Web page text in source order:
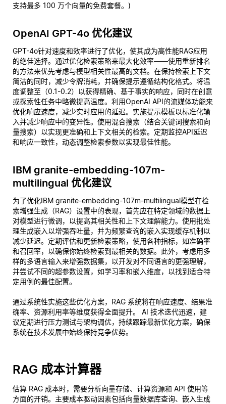
支持最多 100 万个向量的免费套餐。)
OpenAI GPT-4o 优化建议
GPT-4o针对速度和效率进行了优化，使其成为高性能RAG应用
的绝佳选择。通过优化检索策略来最大化效率——使用重新排名
的方法来优先考虑与模型相关性最高的文档。在保持检索上下文
简洁的同时，减少令牌消耗，并确保提示遵循结构化格式。将温
度调整至（0.1-0.2）以获得精确、基于事实的响应，同时在创意
或探索性任务中略微提高温度。利用OpenAI API的流媒体功能来
优化响应速度，减少实时应用的延迟。实施提示模板以标准化输
入并减少响应中的变异性。使用混合搜索（结合关键词搜索和向
量搜索）以实现更准确和上下文相关的检索。定期监控API延迟
和响应一致性，动态调整检索参数以实现最佳性能。
IBM granite-embedding-107m-
multilingual 优化建议
为了优化IBM granite-embedding-107m-multilingual模型在检
索增强生成（RAG）设置中的表现，首先应在特定领域的数据上
对模型进行微调，以提高其相关性和上下文理解能力。使用批处
理生成嵌入以增强吞吐量，并为频繁查询的嵌入实现缓存机制以
减少延迟。定期评估和更新检索策略，使用各种指标，如准确率
和召回率，以确保你始终检索到最相关的数据。此外，考虑用多
样的多语言输入来增强数据集，以开发对不同语言的更强理解，
并尝试不同的超参数设置，如学习率和嵌入维度，以找到适合特
定用例的最佳配置。
通过系统性实施这些优化方案，RAG 系统将在响应速度、结果准
确率、资源利用率等维度获得全面提升。 AI 技术迭代迅速，建
议定期进行压力测试与架构调优，持续跟踪最新优化方案，确保
系统在技术发展中始终保持竞争优势。
RAG 成本计算器
估算 RAG 成本时，需要分析向量存储、计算资源和 API 使用等
方面的开销。主要成本驱动因素包括向量数据库查询、嵌入生成